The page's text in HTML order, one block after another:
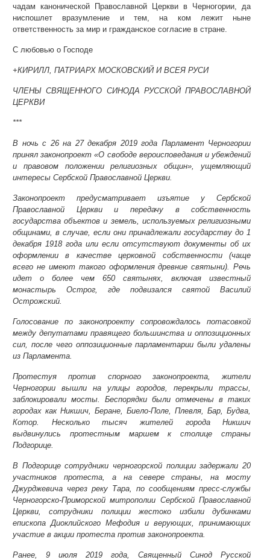
чадам канонической Православной Церкви в Черногории, да
ниспошлет вразумление и тем, на ком лежит ныне
ответственность за мир и гражданское согласие в стране.
С любовью о Господе
+КИРИЛЛ, ПАТРИАРХ МОСКОВСКИЙ И ВСЕЯ РУСИ
ЧЛЕНЫ СВЯЩЕННОГО СИНОДА РУССКОЙ ПРАВОСЛАВНОЙ
ЦЕРКВИ
***
В ночь с 26 на 27 декабря 2019 года Парламент Черногории
принял законопроект «О свободе вероисповедания и убеждений
и правовом положении религиозных общин», ущемляющий
интересы Сербской Православной Церкви.
Законопроект предусматривает изъятие у Сербской
Православной Церкви и передачу в собственность
государства объектов и земель, используемых религиозными
общинами, в случае, если они принадлежали государству до 1
декабря 1918 года или если отсутствуют документы об их
оформлении в качестве церковной собственности (чаще
всего не имеют такого оформления древние святыни). Речь
идет о более чем 650 святынях, включая известный
монастырь Острог, где подвизался святой Василий
Острожский.
Голосование по законопроекту сопровождалось потасовкой
между депутатами правящего большинства и оппозиционных
сил, после чего оппозиционные парламентарии были удалены
из Парламента.
Протестуя против спорного законопроекта, жители
Черногории вышли на улицы городов, перекрыли трассы,
заблокировали мосты. Беспорядки были отмечены в таких
городах как Никшич, Беране, Биело-Поле, Плевля, Бар, Будва,
Котор. Несколько тысяч жителей города Никшич
выдвинулись протестным маршем к столице страны
Подгорице.
В Подгорице сотрудники черногорской полиции задержали 20
участников протеста, а на севере страны, на мосту
Джурджевича через реку Тара, по сообщениям пресс-службы
Черногорско-Приморской митрополии Сербской Православной
Церкви, сотрудники полиции жестоко избили дубинками
епископа Диоклийского Мефодия и верующих, принимающих
участие в акции протеста против законопроекта.
Ранее, 9 июля 2019 года, Священный Синод Русской